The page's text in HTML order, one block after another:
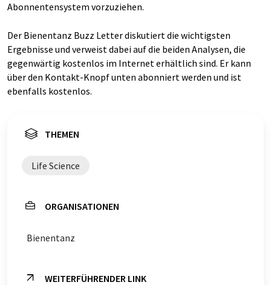
Abonnentensystem vorzuziehen.
Der Bienentanz Buzz Letter diskutiert die wichtigsten
Ergebnisse und verweist dabei auf die beiden Analysen, die
gegenwärtig kostenlos im Internet erhältlich sind. Er kann
über den Kontakt-Knopf unten abonniert werden und ist
ebenfalls kostenlos.
THEMEN
Life Science
ORGANISATIONEN
Bienentanz
WEITERFÜHRENDER LINK